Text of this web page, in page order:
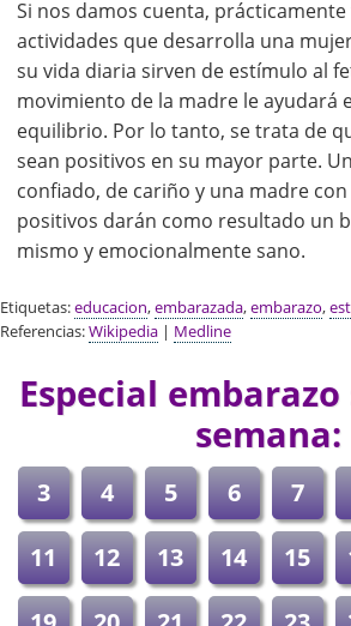
Si nos damos cuenta, prácticamente
actividades que desarrolla una
su vida diaria sirven de estímulo al
movimiento de la madre le ayudará
equilibrio. Por lo tanto, se trata de
sean positivos en su mayor parte.
confiado, de cariño y una madre
positivos darán como resultado un
mismo y emocionalmente sano.
Etiquetas:educacion,embarazada,embarazo,
Referencias:Wikipedia | Medline
Especial
semana:
3 4 5 6 7
11
12 13 14 15